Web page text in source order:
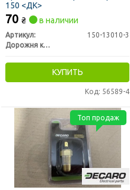
150 <ДК>
70 ₴ в наличии
Артикул:
150-13010-3
Дорожня карта
КУПИТЬ
Код: 56589-4
Топ продаж